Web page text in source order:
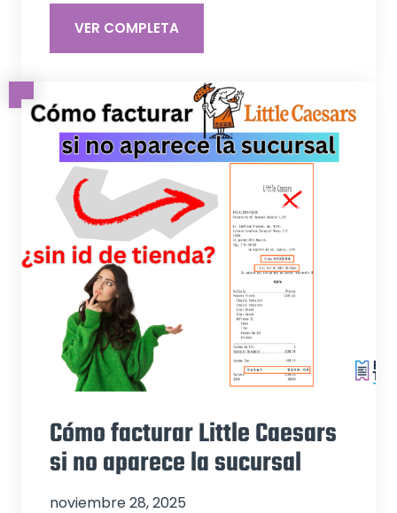
VER COMPLETA
Cómo facturar Little Caesars
si no aparece la sucursal
noviembre 28, 2025